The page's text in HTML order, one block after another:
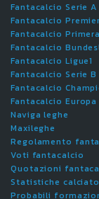
Fantacalcio Serie A
Fantacalcio
Fantacalcio
Fantacalcio
Fantacalcio Ligue1
Fantacalcio Serie B
Fantacalcio
Fantacalcio Europa
Naviga leghe
Maxileghe
Regolamento
Voti fantacalcio
Quotazioni
Statistiche
Probabili